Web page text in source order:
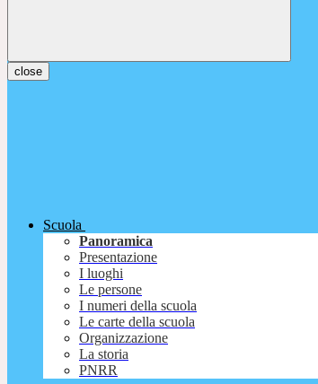
close
Scuola
Panoramica
Presentazione
I luoghi
Le persone
I numeri della scuola
Le carte della scuola
Organizzazione
La storia
PNRR